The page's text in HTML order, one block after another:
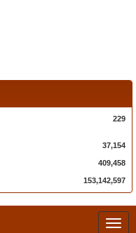
229
37,154
409,458
153,142,597